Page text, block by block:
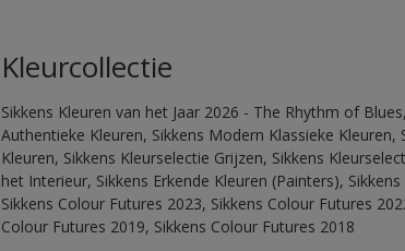
Kleurcollectie
Sikkens Kleuren van het Jaar 2026 - The Rhythm of
Authentieke Kleuren, Sikkens Modern Klassieke Kleuren,
Kleuren, Sikkens Kleurselectie Grijzen, Sikkens
het Interieur, Sikkens Erkende Kleuren (Painters),
Sikkens Colour Futures 2023, Sikkens Colour Futures
Colour Futures 2019, Sikkens Colour Futures 2018